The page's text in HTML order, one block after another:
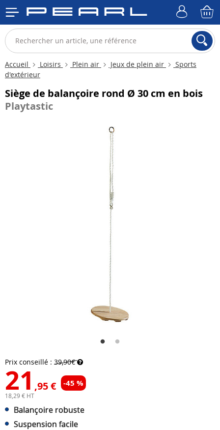
Accueil Loisirs Plein air Jeux de plein air
Sports
d'extérieur
Siège de balançoire rond Ø 30 cm en bois
Playtastic
Prix conseillé : 39,90€
21 ,95 € -45 %
18,29 € HT
Balançoire robuste
Suspension facile